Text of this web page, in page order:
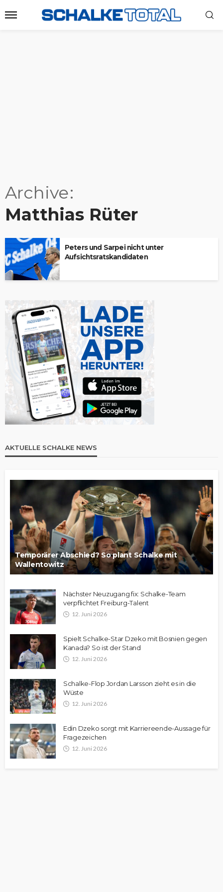
Archive
Matthias Rüter
Peters und Sarpei nicht unter
Aufsichtsratskandidaten
AKTUELLE SCHALKE NEWS
Temporärer Abschied? So plant Schalke mit
Wallentowitz
Nächster Neuzugang fix: Schalke-Team
verpflichtet Freiburg-Talent
12. Juni 2026
Spielt Schalke-Star Dzeko mit Bosnien gegen
Kanada? So ist der Stand
12. Juni 2026
Schalke-Flop Jordan Larsson zieht es in die
Wüste
12. Juni 2026
Edin Dzeko sorgt mit Karriereende-Aussage für
Fragezeichen
12. Juni 2026